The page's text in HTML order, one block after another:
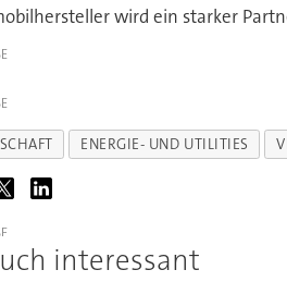
wird ein starker
ENERGIE- UND UTILITIES
interessant